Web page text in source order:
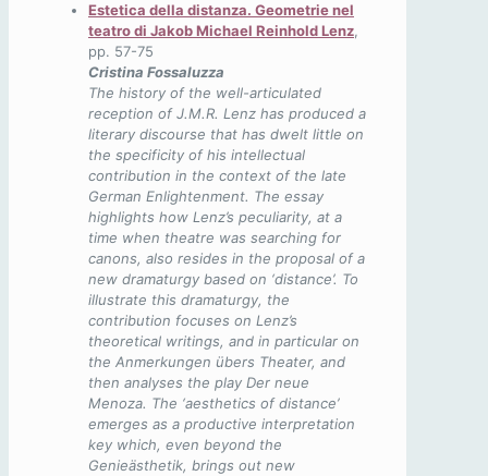
Estetica della distanza. Geometrie nel
teatro di Jakob Michael Reinhold Lenz,
pp. 57-75
Cristina Fossaluzza
The history of the well-articulated
reception of J.M.R. Lenz has produced a
literary discourse that has dwelt little on
the specificity of his intellectual
contribution in the context of the late
German Enlightenment. The essay
highlights how Lenz’s peculiarity, at a
time when theatre was searching for
canons, also resides in the proposal of a
new dramaturgy based on ‘distance’. To
illustrate this dramaturgy, the
contribution focuses on Lenz’s
theoretical writings, and in particular on
the Anmerkungen übers Theater, and
then analyses the play Der neue
Menoza. The ‘aesthetics of distance’
emerges as a productive interpretation
key which, even beyond the
Genieästhetik, brings out new